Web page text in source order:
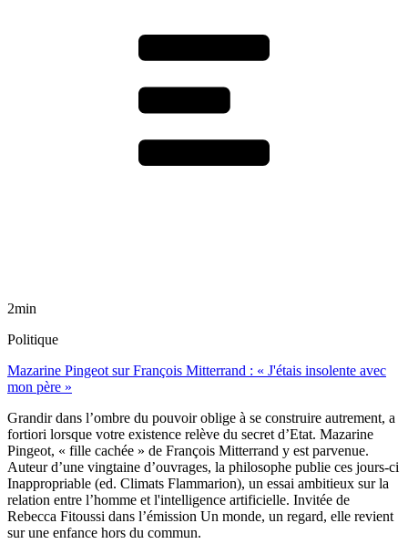
2min
Politique
Mazarine Pingeot sur François Mitterrand : « J'étais insolente avec
mon père »
Grandir dans l’ombre du pouvoir oblige à se construire autrement, a
fortiori lorsque votre existence relève du secret d’Etat. Mazarine
Pingeot, « fille cachée » de François Mitterrand y est parvenue.
Auteur d’une vingtaine d’ouvrages, la philosophe publie ces jours-ci
Inappropriable (ed. Climats Flammarion), un essai ambitieux sur la
relation entre l’homme et l'intelligence artificielle. Invitée de
Rebecca Fitoussi dans l’émission Un monde, un regard, elle revient
sur une enfance hors du commun.